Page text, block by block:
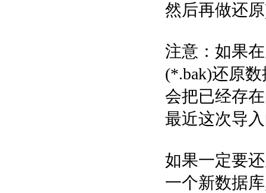
然后再做还
注意：如果
(*.bak)还原
会把已经存
最近这次导
如果一定要
一个新数据